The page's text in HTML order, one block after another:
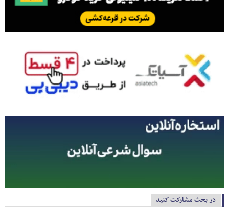
در بحث مشارکت کنید